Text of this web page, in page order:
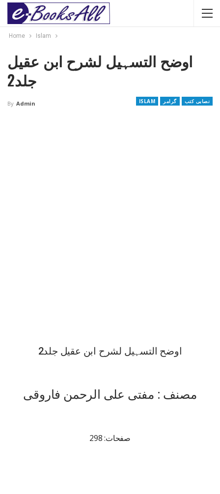
Home Islam
اوضح التسہیل لشرح ابن عقیل
جلد2
ISLAM گرامر نصابی کتب By Admin
اوضح التسہیل لشرح ابن عقیل جلد2
مصنف : مفتی علی الرحمن فاروقی
صفحات: 298